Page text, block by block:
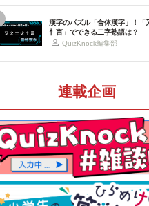
漢字のパズル「合体漢字」！「
忄言」でできる二字熟語は？
QuizKnock編集部
連載企画